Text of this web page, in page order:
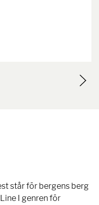
står för bergens berg
I genren för